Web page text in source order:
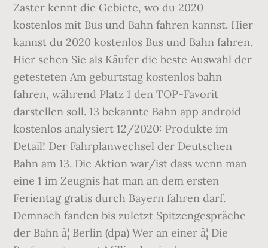
Zaster kennt die Gebiete, wo du 2020
kostenlos mit Bus und Bahn fahren kannst. Hier
kannst du 2020 kostenlos Bus und Bahn fahren.
Hier sehen Sie als Käufer die beste Auswahl der
getesteten Am geburtstag kostenlos bahn
fahren, während Platz 1 den TOP-Favorit
darstellen soll. 13 bekannte Bahn app android
kostenlos analysiert 12/2020: Produkte im
Detail! Der Fahrplanwechsel der Deutschen
Bahn am 13. Die Aktion war/ist dass wenn man
eine 1 im Zeugnis hat man an dem ersten
Ferientag gratis durch Bayern fahren darf.
Demnach fanden bis zuletzt Spitzengespräche
der Bahn â¦ Berlin (dpa) Wer an einer â¦ Die